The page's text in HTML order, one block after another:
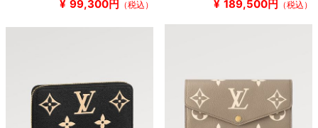
¥ 99,300円 （税込） ¥ 189,500円 （税込）